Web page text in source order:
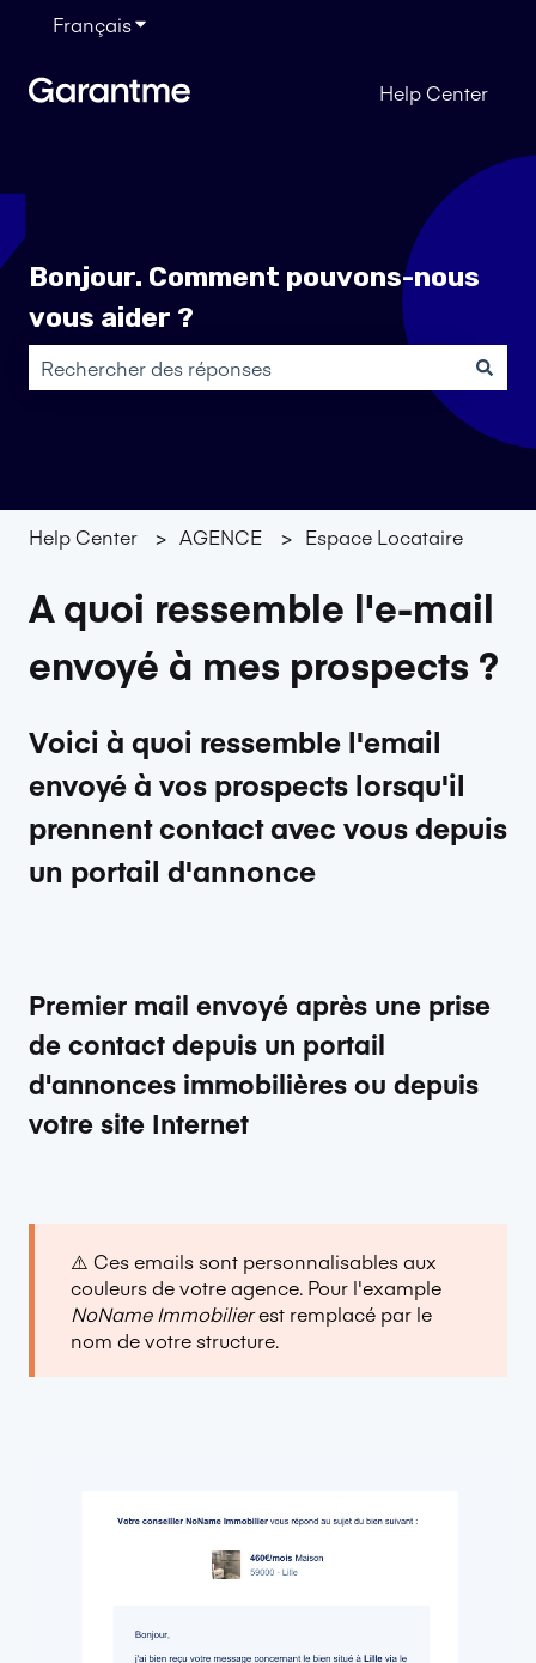
FrançaisAfficher le sous-menu pour les traductions
Help Center
Bonjour. Comment pouvons-nous
vous aider ?
Il n'y a aucune suggestion car le champ de recherche
Help Center AGENCE Espace Locataire
A quoi ressemble l'e-mail
envoyé à mes prospects ?
Voici à quoi ressemble l'email
envoyé à vos prospects lorsqu'il
prennent contact avec vous depuis
un portail d'annonce
Premier mail envoyé après une prise
de contact depuis un portail
d'annonces immobilières ou depuis
votre site Internet
⚠️ Ces emails sont personnalisables aux
couleurs de votre agence. Pour l'example
NoName Immobilierest remplacé par le
nom de votre structure.